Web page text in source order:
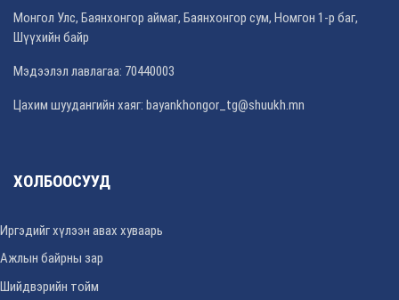
Монгол Улс, Баянхонгор аймаг, Баянхонгор сум, Номгон 1-р баг,
Шүүхийн байр
Мэдээлэл лавлагаа: 70440003
Цахим шуудангийн хаяг: bayankhongor_tg@shuukh.mn
ХОЛБООСУУД
Иргэдийг хүлээн авах хуваарь
Ажлын байрны зар
Шийдвэрийн тойм